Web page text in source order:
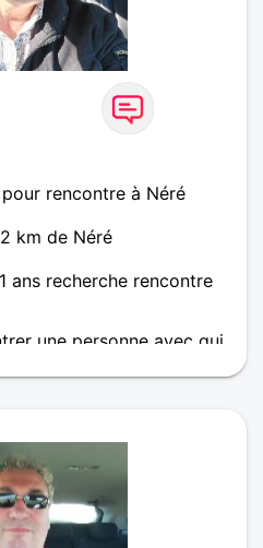
rencontre à Néré
km de Néré
ans recherche rencontre
une personne avec qui
avec calme, bonne